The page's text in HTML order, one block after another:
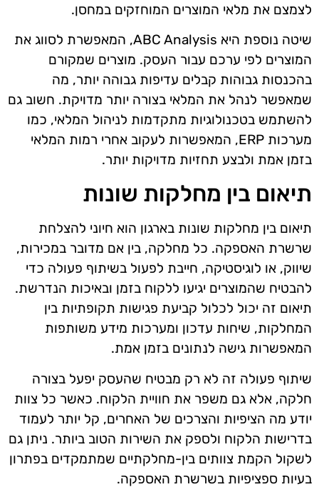
לצמצם את מלאי המוצרים המוחזקים במחסן.
שיטה נוספת היא ABC Analysis, המאפשרת לסווג את
המוצרים לפי ערכם עבור העסק. מוצרים שמקורם
בהכנסות גבוהות קבלים עדיפות גבוהה יותר, מה
שמאפשר לנהל את המלאי בצורה יותר מדויקת. חשוב גם
להשתמש בטכנולוגיות מתקדמות לניהול המלאי, כמו
מערכות ERP, המאפשרות לעקוב אחרי רמות המלאי
בזמן אמת ולבצע תחזיות מדויקות יותר.
תיאום בין מחלקות שונות
תיאום בין מחלקות שונות בארגון הוא חיוני להצלחת
שרשרת האספקה. כל מחלקה, בין אם מדובר במכירות,
שיווק, או לוגיסטיקה, חייבת לפעול בשיתוף פעולה כדי
להבטיח שהמוצרים יגיעו ללקוח בזמן ובאיכות הנדרשת.
תיאום זה יכול לכלול קביעת פגישות תקופתיות בין
המחלקות, שיחות עדכון ומערכות מידע משותפות
המאפשרות גישה לנתונים בזמן אמת.
שיתוף פעולה זה לא רק מבטיח שהעסק יפעל בצורה
חלקה, אלא גם משפר את חוויית הלקוח. כאשר כל צוות
יודע מה הציפיות והצרכים של האחרים, קל יותר לעמוד
בדרישות הלקוח ולספק את השירות הטוב ביותר. ניתן גם
לשקול הקמת צוותים בין-מחלקתיים שמתמקדים בפתרון
בעיות ספציפיות בשרשרת האספקה.